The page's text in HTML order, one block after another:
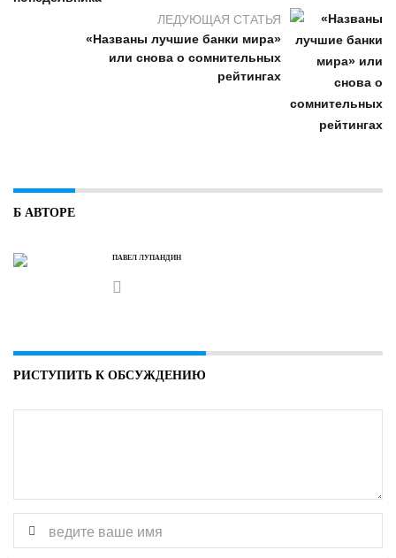
ЛЕДУЮЩАЯ СТАТЬЯ
«Названы лучшие банки мира»
или снова о сомнительных
рейтингах
Б АВТОРЕ
ПАВЕЛ ЛУПАНДИН
РИСТУПИТЬ К ОБСУЖДЕНИЮ